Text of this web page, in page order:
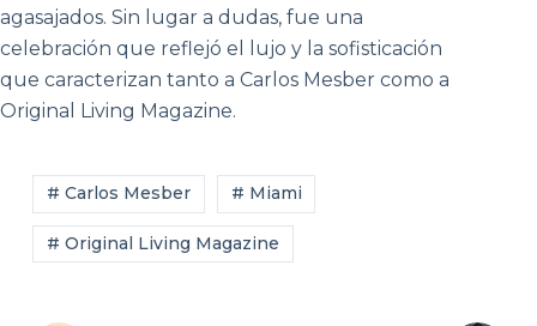
agasajados. Sin lugar a dudas, fue una
celebración que reflejó el lujo y la sofisticación
que caracterizan tanto a Carlos Mesber como a
Original Living Magazine.
# Carlos Mesber # Miami
# Original Living Magazine